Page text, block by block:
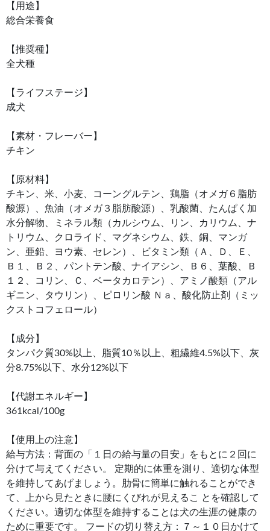
【用途】
総合栄養食
【推奨種】
全犬種
【ライフステージ】
成犬
【素材・フレーバー】
チキン
【原材料】
チキン、米、小麦、コーングルテン、鶏脂（オメガ６脂肪
酸源）、魚油（オメガ３脂肪酸源）、乳酸菌、たんぱく加
水分解物、ミネラル類（カルシウム、リン、カリウム、ナ
トリウム、クロライド、マグネシウム、鉄、銅、マンガ
ン、亜鉛、ヨウ素、セレン）、ビタミン類（Ａ、Ｄ、Ｅ、
Ｂ１、Ｂ２、パントテン酸、ナイアシン、Ｂ６、葉酸、Ｂ
１２、コリン、Ｃ、ベータカロテン）、アミノ酸類（アル
ギニン、タウリン）、ピロリン酸 Ｎａ、酸化防止剤（ミッ
クストコフェロール）
【成分】
タンパク質30%以上、脂質10％以上、粗繊維4.5%以下、灰
分8.75%以下、水分12%以下
【代謝エネルギー】
361kcal/100g
【使用上の注意】
給与方法：背面の「１日の給与量の目安」をもとに２回に
分けて与えてください。 定期的に体重を測り、適切な体型
を維持してあげましょう。肋骨に簡単に触れることができ
て、上から見たときに腰にくびれが見えるこ とを確認して
ください。適切な体型を維持することは犬の生涯の健康の
ために重要です。 フードの切り替え方：７～１０日かけて